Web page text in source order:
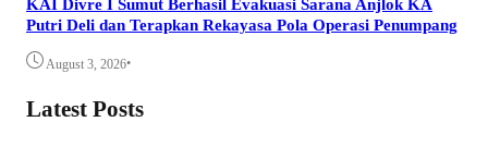
Putri Deli dan Terapkan Rekayasa Pola Operasi Penumpang
August 3, 2026•
Latest Posts